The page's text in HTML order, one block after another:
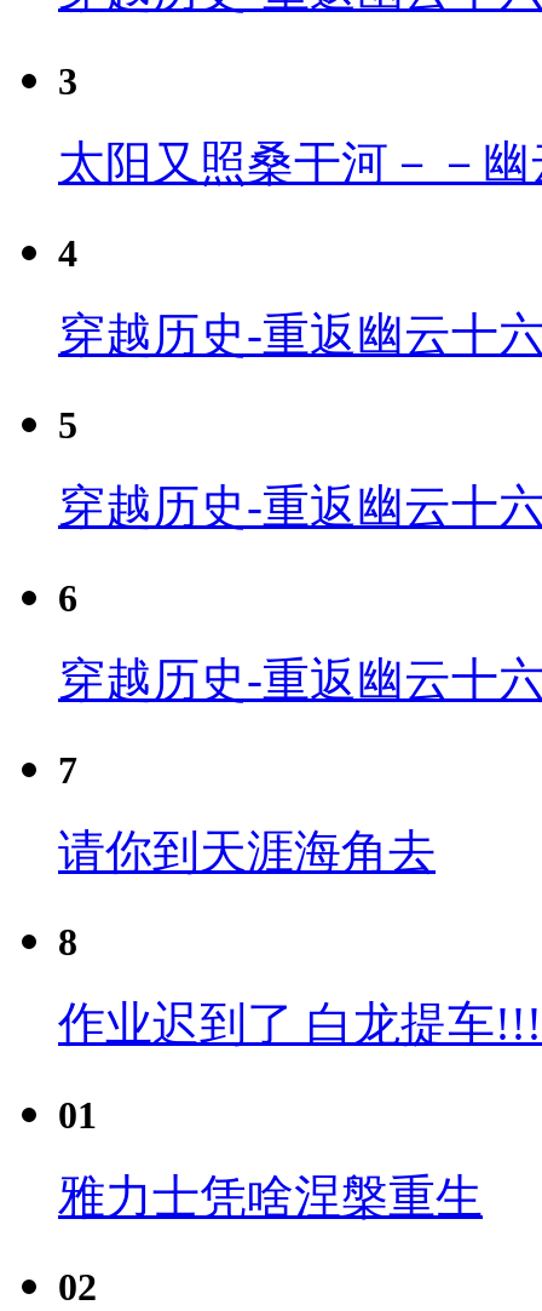
3
太阳又照桑干河－－
4
穿越历史-重返幽云十
5
穿越历史-重返幽云十
6
穿越历史-重返幽云十
7
请你到天涯海角去
8
作业迟到了 白龙提车
01
雅力士凭啥涅槃重生
02